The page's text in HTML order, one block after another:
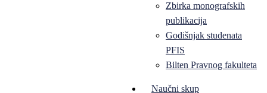
Zbirka monografskih
publikacija
Godišnjak studenata
PFIS
Bilten Pravnog fakulteta
Naučni skup